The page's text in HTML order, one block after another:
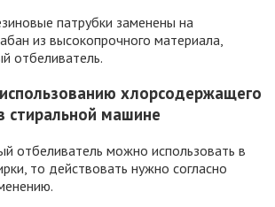
патрубки заменены на
из высокопрочного материала,
отбеливатель.
хлорсодержащего
стиральной машине
отбеливатель можно использовать в
то действовать нужно согласно